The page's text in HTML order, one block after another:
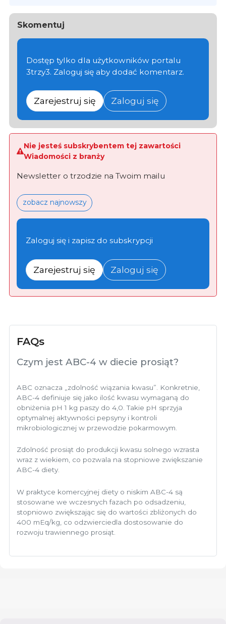
Skomentuj
Dostęp tylko dla użytkowników portalu
3trzy3. Zaloguj się aby dodać komentarz.
Zarejestruj się Zaloguj się
Nie jesteś subskrybentem tej zawartości
Wiadomości z branży
Newsletter o trzodzie na Twoim mailu
zobacz najnowszy
Zaloguj się i zapisz do subskrypcji
Zarejestruj się Zaloguj się
FAQs
Czym jest ABC-4 w diecie prosiąt?
ABC oznacza „zdolność wiązania kwasu”. Konkretnie,
ABC-4 definiuje się jako ilość kwasu wymaganą do
obniżenia pH 1 kg paszy do 4,0. Takie pH sprzyja
optymalnej aktywności pepsyny i kontroli
mikrobiologicznej w przewodzie pokarmowym.
Zdolność prosiąt do produkcji kwasu solnego wzrasta
wraz z wiekiem, co pozwala na stopniowe zwiększanie
ABC-4 diety.
W praktyce komercyjnej diety o niskim ABC-4 są
stosowane we wczesnych fazach po odsadzeniu,
stopniowo zwiększając się do wartości zbliżonych do
400 mEq/kg, co odzwierciedla dostosowanie do
rozwoju trawiennego prosiąt.